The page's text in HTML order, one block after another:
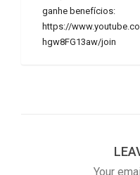
ganhe benefícios:
https://
hgw8FG13aw/join
Your